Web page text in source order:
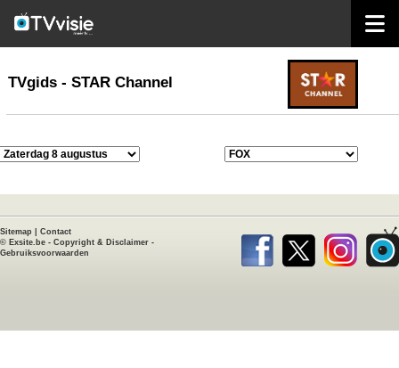
TVgids
TVgids - STAR Channel
Sitemap
Contact
© Exsite.be - Copyright & Disclaimer -
Gebruiksvoorwaarden